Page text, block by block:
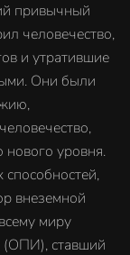
привычный
человечество,
и утратившие
Они были
уровня.
внеземной
миру
(ОПИ), ставший